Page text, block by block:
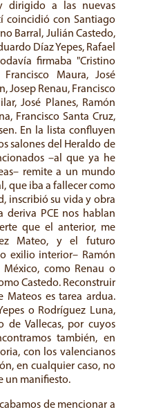
dirigido a las nuevas
coincidió con Santiago
Barral, Julián Castedo,
Díaz Yepes, Rafael
firmaba "Cristino
Francisco Maura, José
Josep Renau, Francisco
José Planes, Ramón
Francisco Santa Cruz,
En la lista confluyen
salones del Heraldo de
–al que ya he
remite a un mundo
que iba a fallecer como
inscribió su vida y obra
deriva PCE nos hablan
que el anterior, me
Mateo, y el futuro
exilio interior– Ramón
como Renau o
Castedo. Reconstruir
es tarea ardua.
o Rodríguez Luna,
Vallecas, por cuyos
también, en
con los valencianos
en cualquier caso, no
un manifiesto.
de mencionar a